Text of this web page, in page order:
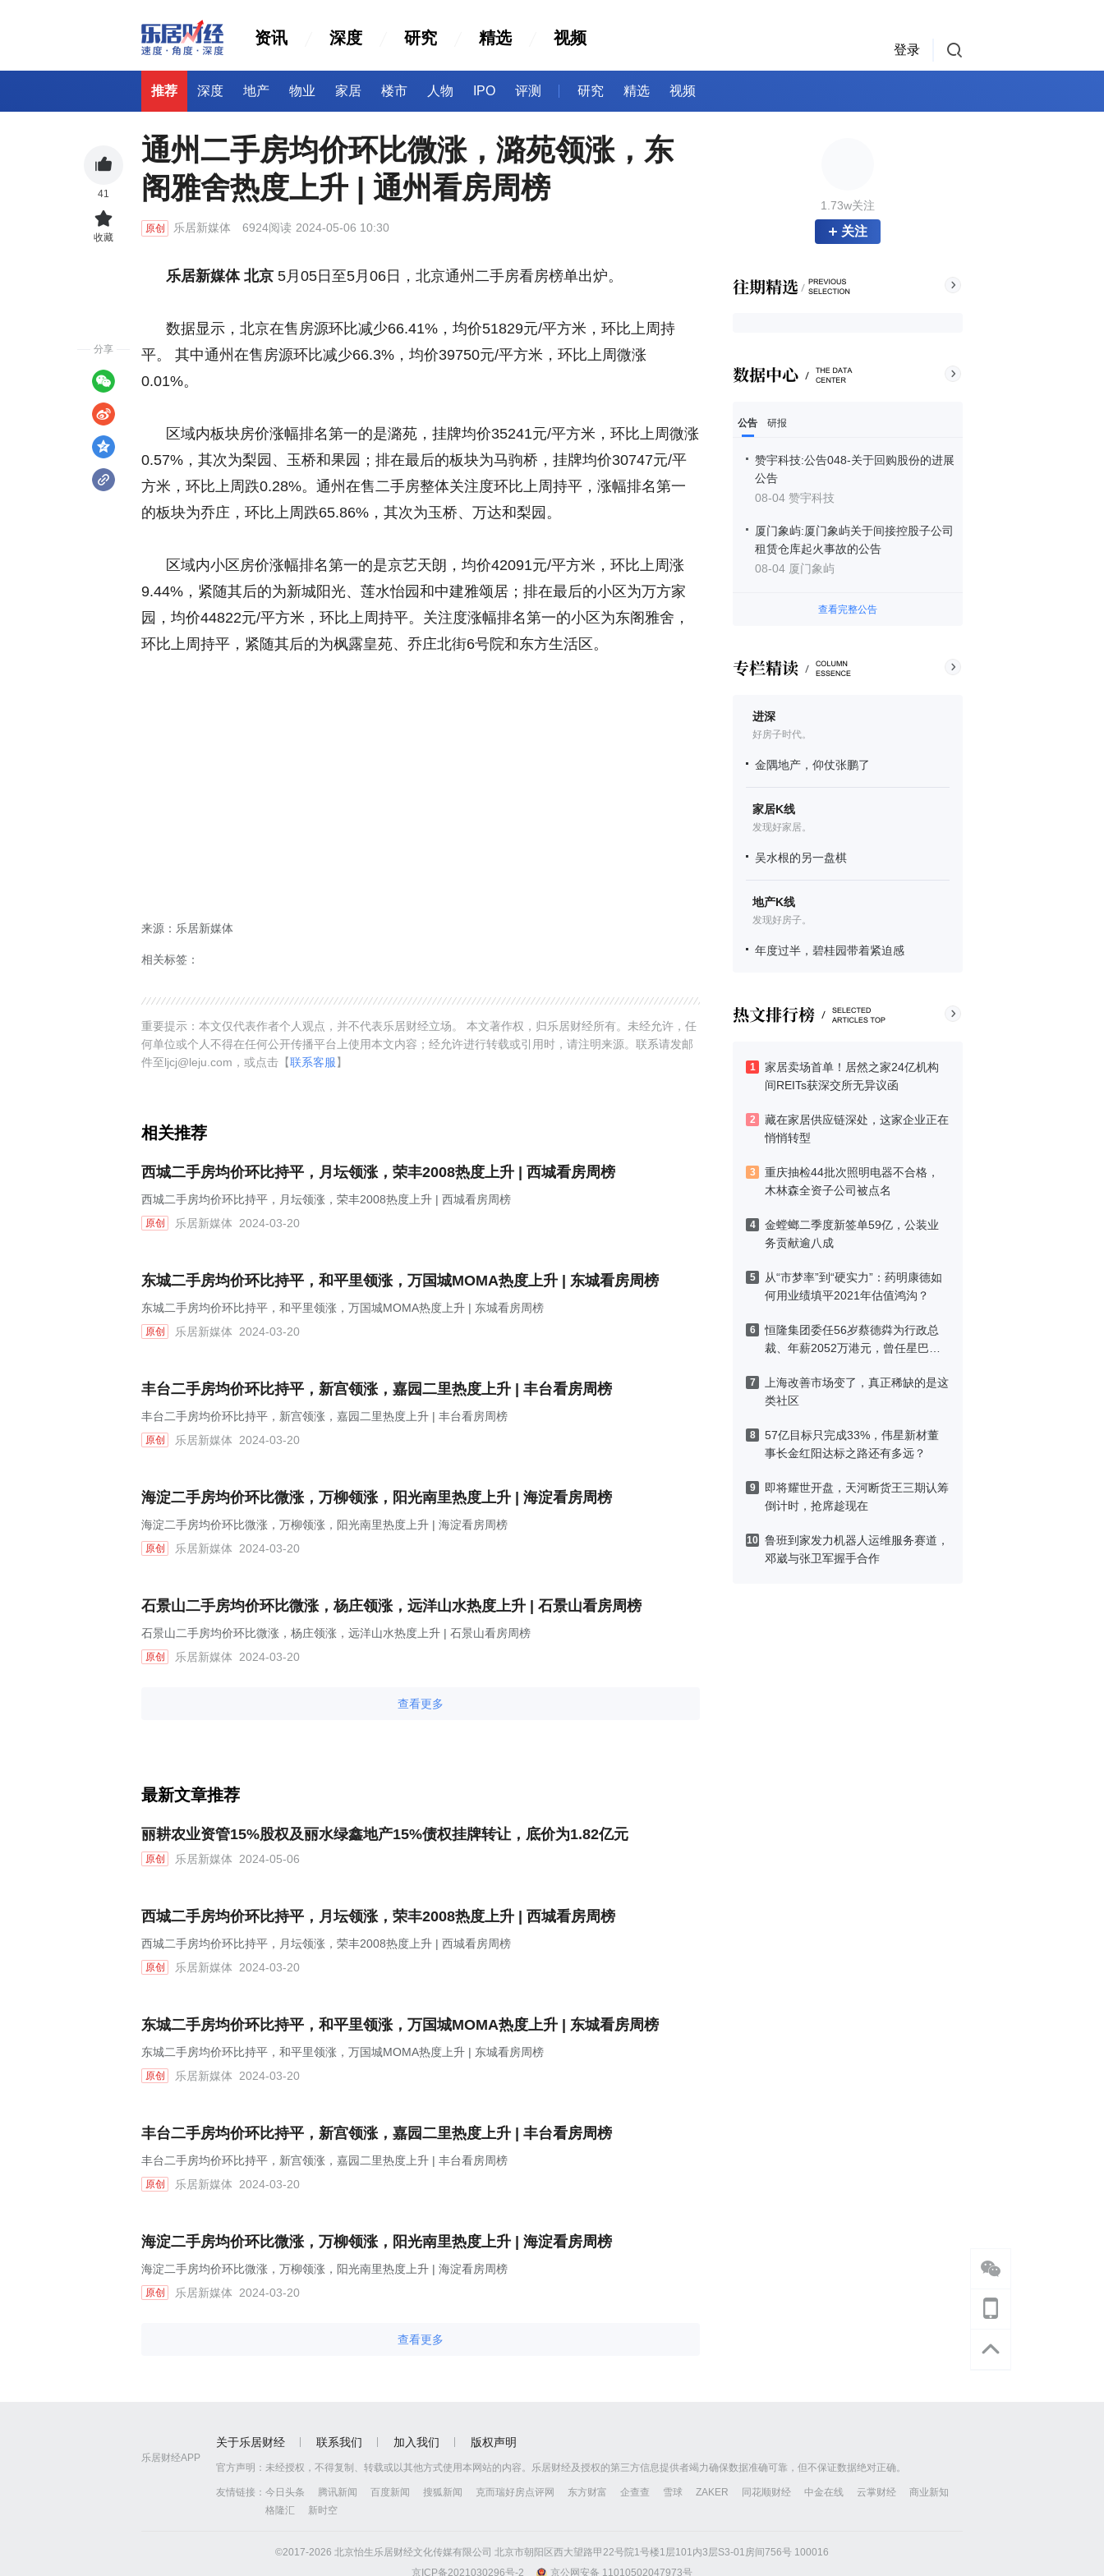
资讯 深度 研究 精选 视频
登录
推荐 深度 地产 物业 家居 楼市 人物 IPO 评测 研究 精选 视频
1.73w关注
关注
公告 研报
赞宇科技:公告048-关于回购股份的进展
公告
08-04 赞宇科技
厦门象屿:厦门象屿关于间接控股子公司
租赁仓库起火事故的公告
08-04 厦门象屿
查看完整公告
进深
好房子时代。
金隅地产，仰仗张鹏了
家居K线
发现好家居。
吴水根的另一盘棋
地产K线
发现好房子。
年度过半，碧桂园带着紧迫感
1
家居卖场首单！居然之家24亿机构
间REITs获深交所无异议函
2
藏在家居供应链深处，这家企业正在
悄悄转型
3
重庆抽检44批次照明电器不合格，
木林森全资子公司被点名
4
金螳螂二季度新签单59亿，公装业
务贡献逾八成
5
从“市梦率”到“硬实力”：药明康德如
何用业绩填平2021年估值鸿沟？
6
恒隆集团委任56岁蔡德粦为行政总
裁、年薪2052万港元，曾任星巴克
7
上海改善市场变了，真正稀缺的是这
类社区
8
57亿目标只完成33%，伟星新材董
事长金红阳达标之路还有多远？
9
即将耀世开盘，天河断货王三期认筹
倒计时，抢席趁现在
10 鲁班到家发力机器人运维服务赛道，
邓崴与张卫军握手合作
通州二手房均价环比微涨，潞苑领涨，东
阁雅舍热度上升 | 通州看房周榜
原创 乐居新媒体 6924阅读 2024-05-06 10:30
乐居新媒体 北京 5月05日至5月06日，北京通州二手房看房榜单出炉。
数据显示，北京在售房源环比减少66.41%，均价51829元/平方米，环比上周持
平。 其中通州在售房源环比减少66.3%，均价39750元/平方米，环比上周微涨
0.01%。
区域内板块房价涨幅排名第一的是潞苑，挂牌均价35241元/平方米，环比上周微涨
0.57%，其次为梨园、玉桥和果园；排在最后的板块为马驹桥，挂牌均价30747元/平
方米，环比上周跌0.28%。通州在售二手房整体关注度环比上周持平，涨幅排名第一
的板块为乔庄，环比上周跌65.86%，其次为玉桥、万达和梨园。
区域内小区房价涨幅排名第一的是京艺天朗，均价42091元/平方米，环比上周涨
9.44%，紧随其后的为新城阳光、莲水怡园和中建雅颂居；排在最后的小区为万方家
园，均价44822元/平方米，环比上周持平。关注度涨幅排名第一的小区为东阁雅舍，
环比上周持平，紧随其后的为枫露皇苑、乔庄北街6号院和东方生活区。
来源：乐居新媒体
相关标签：
重要提示：本文仅代表作者个人观点，并不代表乐居财经立场。 本文著作权，归乐居财经所有。未经允许，任
何单位或个人不得在任何公开传播平台上使用本文内容；经允许进行转载或引用时，请注明来源。联系请发邮
件至ljcj@leju.com，或点击【联系客服】
相关推荐
西城二手房均价环比持平，月坛领涨，荣丰2008热度上升 | 西城看房周榜
西城二手房均价环比持平，月坛领涨，荣丰2008热度上升 | 西城看房周榜
原创 乐居新媒体 2024-03-20
东城二手房均价环比持平，和平里领涨，万国城MOMA热度上升 | 东城看房周榜
东城二手房均价环比持平，和平里领涨，万国城MOMA热度上升 | 东城看房周榜
原创 乐居新媒体 2024-03-20
丰台二手房均价环比持平，新宫领涨，嘉园二里热度上升 | 丰台看房周榜
丰台二手房均价环比持平，新宫领涨，嘉园二里热度上升 | 丰台看房周榜
原创 乐居新媒体 2024-03-20
海淀二手房均价环比微涨，万柳领涨，阳光南里热度上升 | 海淀看房周榜
海淀二手房均价环比微涨，万柳领涨，阳光南里热度上升 | 海淀看房周榜
原创 乐居新媒体 2024-03-20
石景山二手房均价环比微涨，杨庄领涨，远洋山水热度上升 | 石景山看房周榜
石景山二手房均价环比微涨，杨庄领涨，远洋山水热度上升 | 石景山看房周榜
原创 乐居新媒体 2024-03-20
查看更多
最新文章推荐
丽耕农业资管15%股权及丽水绿鑫地产15%债权挂牌转让，底价为1.82亿元
原创 乐居新媒体 2024-05-06
西城二手房均价环比持平，月坛领涨，荣丰2008热度上升 | 西城看房周榜
西城二手房均价环比持平，月坛领涨，荣丰2008热度上升 | 西城看房周榜
原创 乐居新媒体 2024-03-20
东城二手房均价环比持平，和平里领涨，万国城MOMA热度上升 | 东城看房周榜
东城二手房均价环比持平，和平里领涨，万国城MOMA热度上升 | 东城看房周榜
原创 乐居新媒体 2024-03-20
丰台二手房均价环比持平，新宫领涨，嘉园二里热度上升 | 丰台看房周榜
丰台二手房均价环比持平，新宫领涨，嘉园二里热度上升 | 丰台看房周榜
原创 乐居新媒体 2024-03-20
海淀二手房均价环比微涨，万柳领涨，阳光南里热度上升 | 海淀看房周榜
海淀二手房均价环比微涨，万柳领涨，阳光南里热度上升 | 海淀看房周榜
原创 乐居新媒体 2024-03-20
查看更多
乐居财经APP
关于乐居财经 联系我们 加入我们 版权声明
官方声明： 未经授权，不得复制、转载或以其他方式使用本网站的内容。乐居财经及授权的第三方信息提供者竭力确保数据准确可靠，但不保证数据绝对正确。
友情链接： 今日头条 腾讯新闻 百度新闻 搜狐新闻 克而瑞好房点评网 东方财富 企查查 雪球 ZAKER 同花顺财经 中金在线 云掌财经
商业新知
格隆汇
新时空
©2017-2026 北京怡生乐居财经文化传媒有限公司 北京市朝阳区西大望路甲22号院1号楼1层101内3层S3-01房间756号 100016
京ICP备2021030296号-2
京公网安备 11010502047973号
41
收藏
分享